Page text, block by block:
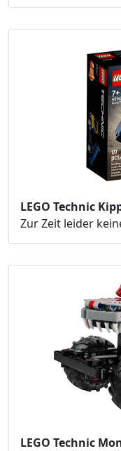
LEGO Technic
Zur Zeit leider
LEGO Technic